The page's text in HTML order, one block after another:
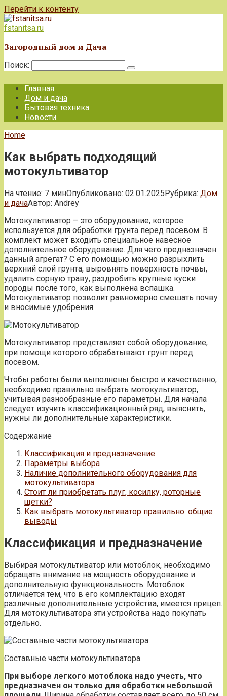
Перейти к контенту
fstanitsa.ru
Загородный дом и Дача
Поиск:
Главная
Дом и дача
Бытовая техника
Новости
Home
Как выбрать подходящий
мотокультиватор
На чтение: 7 минОпубликовано: 02.01.2025Рубрика: Дом
и дачаАвтор: Andrey
Мотокультиватор – это оборудование, которое
используется для обработки грунта перед посевом. В
комплект может входить специальное навесное
дополнительное оборудование. Для чего предназначен
данный агрегат? С его помощью можно разрыхлить
верхний слой грунта, выровнять поверхность почвы,
удалить сорную траву, раздробить крупные куски
породы после того, как выполнена вспашка.
Мотокультиватор позволит равномерно смешать почву
и вносимые удобрения.
Мотокультиватор представляет собой оборудование,
при помощи которого обрабатывают грунт перед
посевом.
Чтобы работы были выполнены быстро и качественно,
необходимо правильно выбрать мотокультиватор,
учитывая разнообразные его параметры. Для начала
следует изучить классификационный ряд, выяснить,
нужны ли дополнительные характеристики.
Содержание
Классификация и предназначение
Параметры выбора
Наличие дополнительного оборудования для
мотокультиватора
Стоит ли приобретать плуг, косилку, роторные
щетки?
Как выбрать мотокультиватор правильно: общие
выводы
Классификация и предназначение
Выбирая мотокультиватор или мотоблок, необходимо
обращать внимание на мощность оборудование и
дополнительную функциональность. Мотоблок
отличается тем, что в его комплектацию входят
различные дополнительные устройства, имеется прицеп.
Для мотокультиватора эти устройства надо покупать
отдельно.
Составные части мотокультиватора.
При выборе легкого мотоблока надо учесть, что
предназначен он только для обработки небольшой